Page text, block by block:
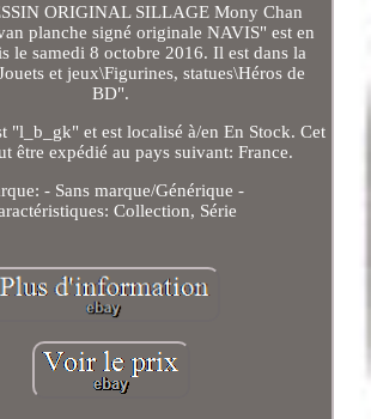
ORIGINAL SILLAGE Mony Chan
planche signé originale NAVIS" est en
le samedi 8 octobre 2016. Il est dans la
et jeux\Figurines, statues\Héros de
BD".
"l_b_gk" et est localisé à/en En Stock. Cet
être expédié au pays suivant: France.
- Sans marque/Générique -
Collection, Série